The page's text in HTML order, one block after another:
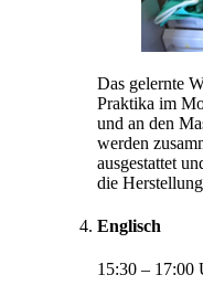
Das gelernte
Praktika im
und an den
werden
ausgestattet
die
Englisch
15:30 – 17:00